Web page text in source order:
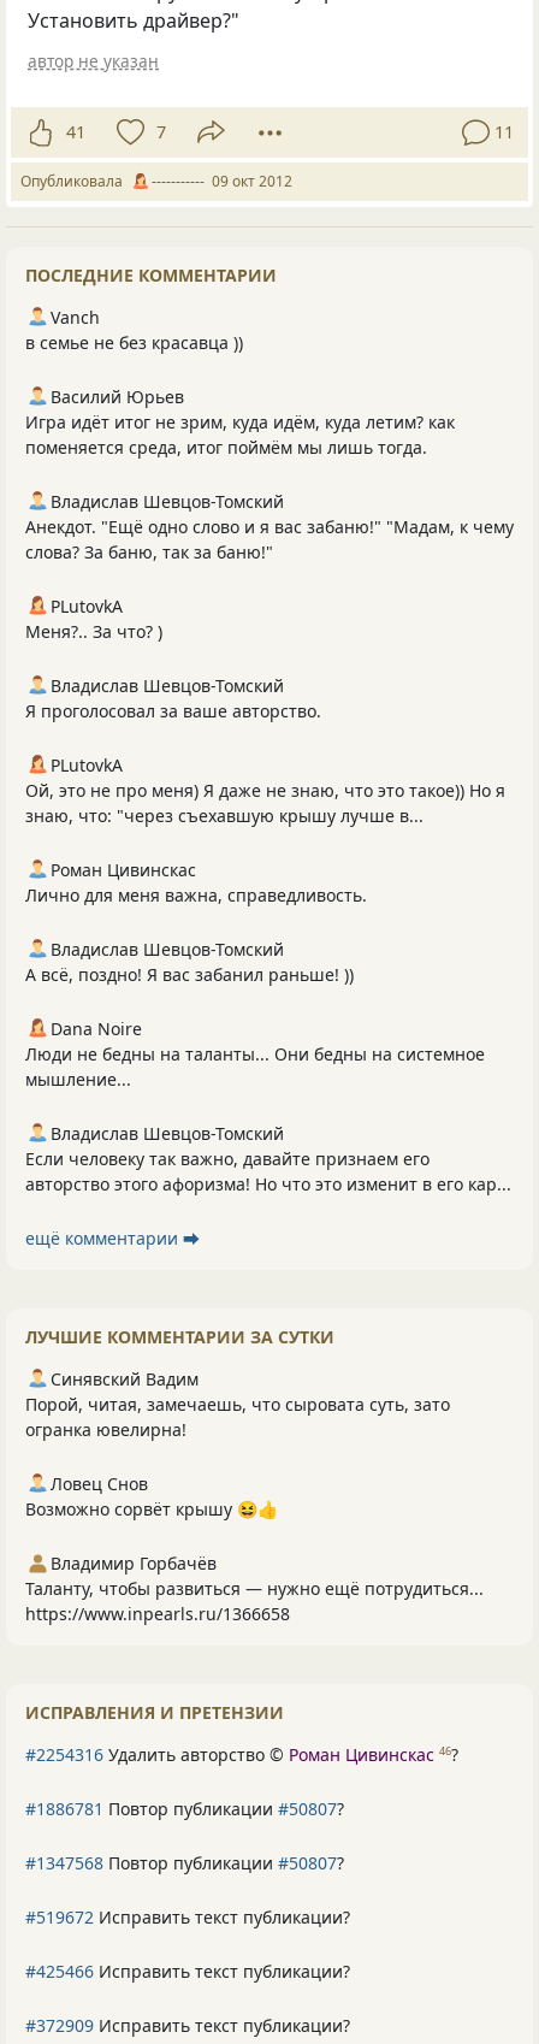
Установить драйвер?"
автор не указан
41 7 11
Опубликовала ----------- 09 окт 2012
ПОСЛЕДНИЕ КОММЕНТАРИИ
Vanch
в семье не без красавца ))
Василий Юрьев
Игра идёт итог не зрим, куда идём, куда летим? как
поменяется среда, итог поймём мы лишь тогда.
Владислав Шевцов-Томский
Анекдот. "Ещё одно слово и я вас забаню!" "Мадам, к чему
слова? За баню, так за баню!"
PLutоvkА
Меня?.. За что? )
Владислав Шевцов-Томский
Я проголосовал за ваше авторство.
PLutоvkА
Ой, это не про меня) Я даже не знаю, что это такое)) Но я
знаю, что: "через съехавшую крышу лучше в...
Роман Цивинскас
Лично для меня важна, справедливость.
Владислав Шевцов-Томский
А всё, поздно! Я вас забанил раньше! ))
Dana Noire
Люди не бедны на таланты... Они бедны на системное
мышление...
Владислав Шевцов-Томский
Если человеку так важно, давайте признаем его
авторство этого афоризма! Но что это изменит в его кар...
ещё комментарии ⮕
ЛУЧШИЕ КОММЕНТАРИИ ЗА СУТКИ
Синявский Вадим
Порой, читая, замечаешь, что сыровата суть, зато
огранка ювелирна!
Ловец Снов
Возможно сорвёт крышу 😆👍
Владимир Горбачёв
Таланту, чтобы развиться — нужно ещё потрудиться...
https://www.inpearls.ru/1366658
ИСПРАВЛЕНИЯ И ПРЕТЕНЗИИ
#2254316 Удалить авторство © Роман Цивинскас 46?
#1886781 Повтор публикации #50807?
#1347568 Повтор публикации #50807?
#519672 Исправить текст публикации?
#425466 Исправить текст публикации?
#372909 Исправить текст публикации?